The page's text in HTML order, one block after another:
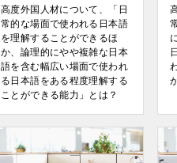
高度外国人材について、「日
常的な場面で使われる日本語
を理解することができるほ
か、論理的にやや複雑な日本
語を含む幅広い場面で使われ
る日本語をある程度理解する
ことができる能力」とは？